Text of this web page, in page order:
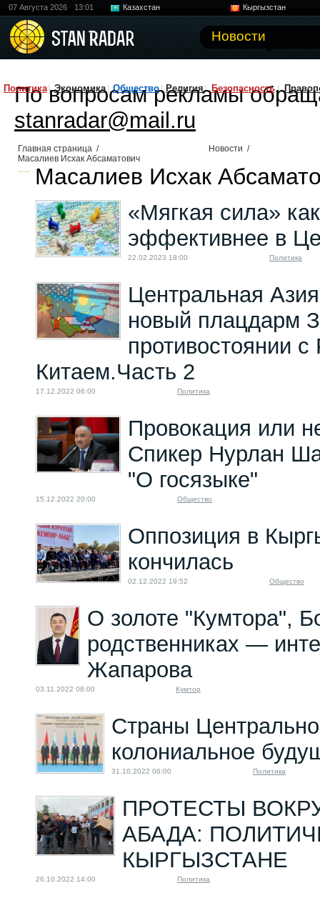
07 Августа 2026 13:01 Казахстан
Кыргызстан
Новости
Политика Экономика Общество Религия Безопасность
По вопросам рекламы
stanradar@mail.ru
Главная страница / Новости /
Масалиев Исхак Абсаматович
Масалиев Исхак
«Мягкая сила»
эффективнее в
22.02.2023 18:00 Политика
Центральная
новый плацдарм
противостоянии
Китаем.Часть 2
17.12.2022 06:00 Политика
Провокация или
Спикер Нурлан
"О госязыке"
15.12.2022 20:00 Общество
Оппозиция в
кончилась
02.12.2022 19:52 Общество
О золоте "Кумтора",
родственниках —
Жапарова
03.11.2022 08:00 Кумтор
Страны
колониальное
31.10.2022 06:00 Политика
ПРОТЕСТЫ
АБАДА:
КЫРГЫЗСТАНЕ
26.10.2022 14:00 Политика